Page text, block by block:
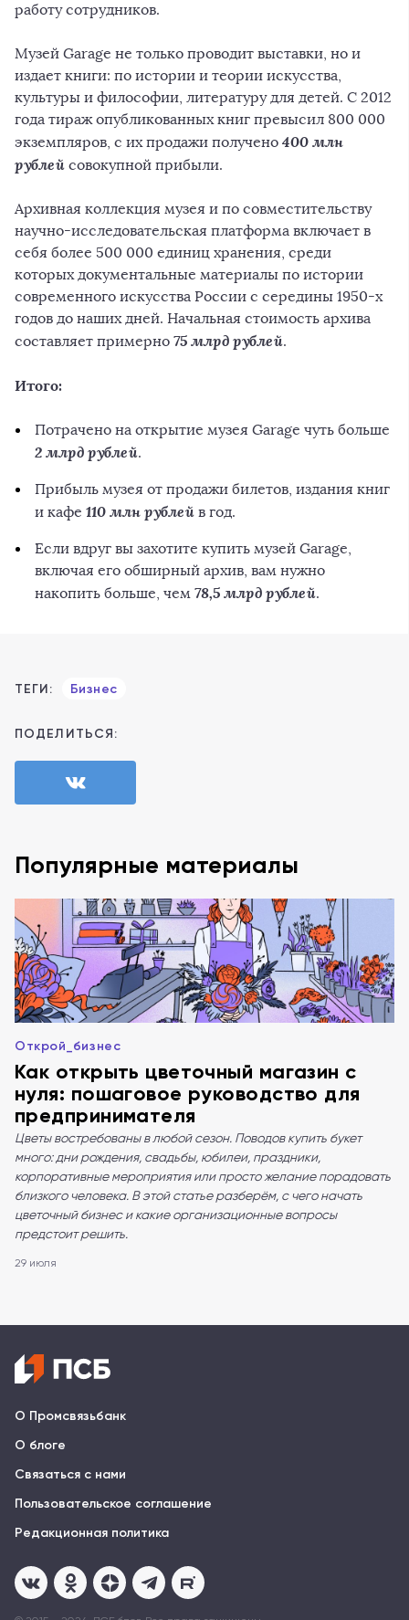
работу сотрудников.
Музей Garage не только проводит выставки, но и
издает книги: по истории и теории искусства,
культуры и философии, литературу для детей. С 2012
года тираж опубликованных книг превысил 800 000
экземпляров, с их продажи получено 400 млн
рублей совокупной прибыли.
Архивная коллекция музея и по совместительству
научно-исследовательская платформа включает в
себя более 500 000 единиц хранения, среди
которых документальные материалы по истории
современного искусства России с середины 1950-х
годов до наших дней. Начальная стоимость архива
составляет примерно 75 млрд рублей.
Итого:
Потрачено на открытие музея Garage чуть больше
2 млрд рублей.
Прибыль музея от продажи билетов, издания книг
и кафе 110 млн рублей в год.
Если вдруг вы захотите купить музей Garage,
включая его обширный архив, вам нужно
накопить больше, чем 78,5 млрд рублей.
ТЕГИ: Бизнес
ПОДЕЛИТЬСЯ:
Популярные материалы
Открой_бизнес
Как открыть цветочный магазин с
нуля: пошаговое руководство для
предпринимателя
Цветы востребованы в любой сезон. Поводов купить букет
много: дни рождения, свадьбы, юбилеи, праздники,
корпоративные мероприятия или просто желание порадовать
близкого человека. В этой статье разберём, с чего начать
цветочный бизнес и какие организационные вопросы
предстоит решить.
29 июля
О Промсвязьбанк
О блоге
Связаться с нами
Пользовательское соглашение
Редакционная политика